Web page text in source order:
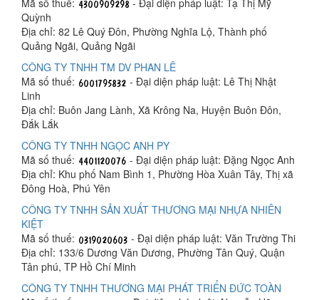
Quỳnh
Địa chỉ: 82 Lê Quý Đôn, Phường Nghĩa Lộ, Thành phố
Quảng Ngãi, Quảng Ngãi
CÔNG TY TNHH TM DV PHAN LÊ
Mã số thuế:
- Đại diện pháp luật: Lê Thị Nhật
Linh
Địa chỉ: Buôn Jang Lành, Xã Krông Na, Huyện Buôn Đôn,
Đắk Lắk
CÔNG TY TNHH NGỌC ANH PY
Mã số thuế:
- Đại diện pháp luật: Đặng Ngọc Anh
Địa chỉ: Khu phố Nam Bình 1, Phường Hòa Xuân Tây, Thị xã
Đông Hoà, Phú Yên
CÔNG TY TNHH SẢN XUẤT THƯƠNG MẠI NHỰA NHIÊN
KIỆT
Mã số thuế:
- Đại diện pháp luật: Văn Trường Thi
Địa chỉ: 133/6 Dương Văn Dương, Phường Tân Quý, Quận
Tân phú, TP Hồ Chí Minh
CÔNG TY TNHH THƯƠNG MẠI PHÁT TRIỂN ĐỨC TOÀN